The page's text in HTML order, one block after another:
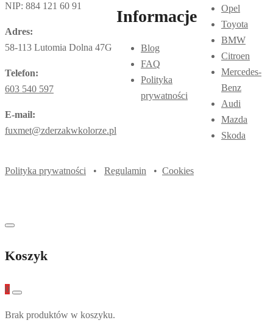
NIP: 884 121 60 91
Adres:
58-113 Lutomia Dolna 47G
Telefon:
603 540 597
E-mail:
fuxmet@zderzakwkolorze.pl
Informacje
Blog
FAQ
Polityka
prywatności
Opel
Toyota
BMW
Citroen
Mercedes-
Benz
Audi
Mazda
Skoda
Polityka prywatności • Regulamin • Cookies
Koszyk
0
Brak produktów w koszyku.